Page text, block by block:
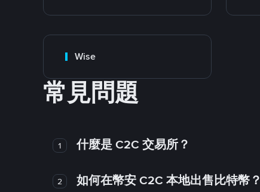
Wise
常見問題
1 什麼是 C2C 交易所？
2 如何在幣安 C2C 本地出售比特幣？